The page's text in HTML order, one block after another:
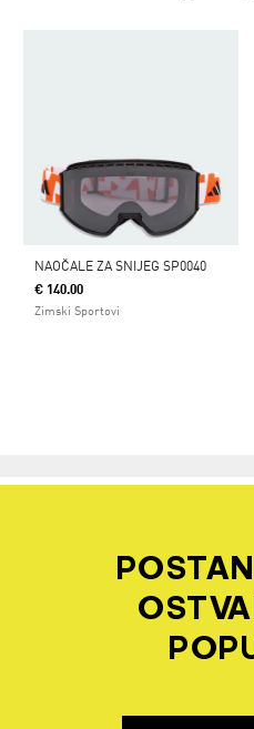
NAOČALE ZA SNIJEG SP0040
€ 140.00
Zimski Sportovi